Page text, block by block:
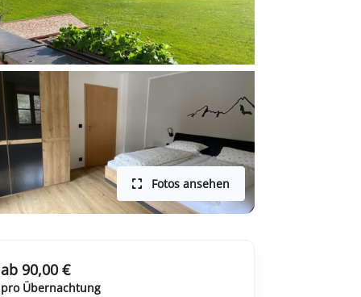
Fotos ansehen
ab 90,00 €
pro Übernachtung